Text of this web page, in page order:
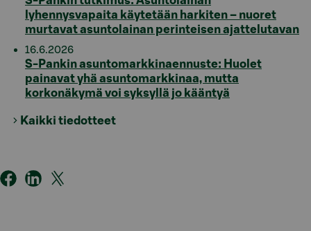
lyhennysvapaita käytetään harkiten – nuoret
murtavat asuntolainan perinteisen ajattelutavan
16.6.2026
S-Pankin asuntomarkkinaennuste: Huolet
painavat yhä asuntomarkkinaa, mutta
korkonäkymä voi syksyllä jo kääntyä
Kaikki tiedotteet